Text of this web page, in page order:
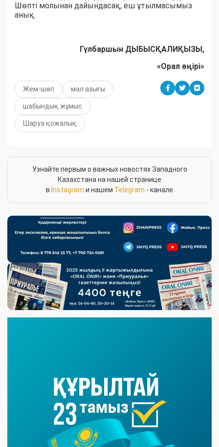
Шөпті молынан дайындасақ, еш ұтылмасымыз
анық.
Гүлбаршын ДЫБЫСҚАЛИҚЫЗЫ,
«Орал өңірі»
Жем-шөп мал азығы
шабындық жұмыс
Шаруа қожалық
Узнайте первым о важных новостях Западного
Казахстана на нашей странице
в Instagram и нашем Telegram - канале